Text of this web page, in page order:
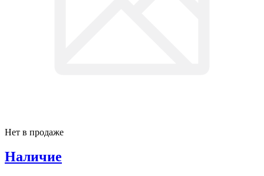
Нет в продаже
Наличие